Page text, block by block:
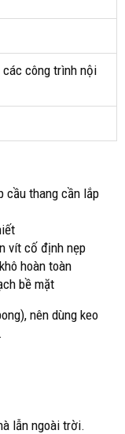
công trình nội
cầu thang cần lắp
vít cố định nẹp
hoàn toàn
bề mặt
nên dùng keo
lẫn ngoài trời.